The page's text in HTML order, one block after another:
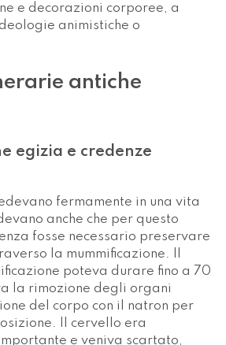
e decorazioni corporee, a
animistiche o
antiche
egizia e credenze
fermamente in una vita
anche che per questo
fosse necessario preservare
la mummificazione. Il
poteva durare fino a 70
la rimozione degli organi
del corpo con il natron per
Il cervello era
e veniva scartato,